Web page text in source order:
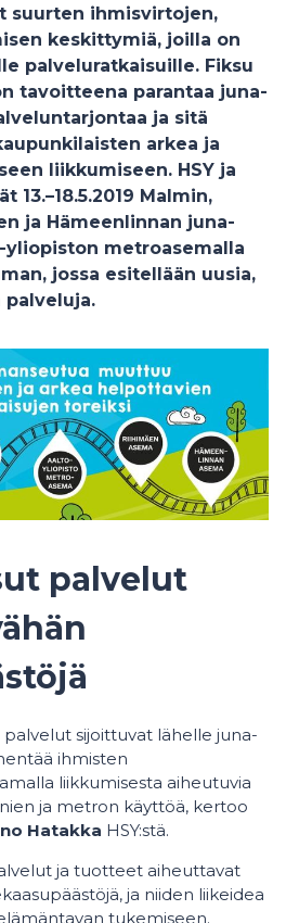
suurten ihmisvirtojen,
keskittymiä, joilla on
palveluratkaisuille. Fiksu
tavoitteena parantaa juna-
ja sitä
arkea ja
liikkumiseen. HSY ja
13.–18.5.2019 Malmin,
ja Hämeenlinnan juna-
yliopiston metroasemalla
jossa esitellään uusia,
palveluja.
palvelut
sijoittuvat lähelle juna-
ihmisten
liikkumisesta aiheutuvia
ja metron käyttöä, kertoo
Hatakka HSY:stä.
ja tuotteet aiheuttavat
ja niiden liikeidea
tukemiseen.